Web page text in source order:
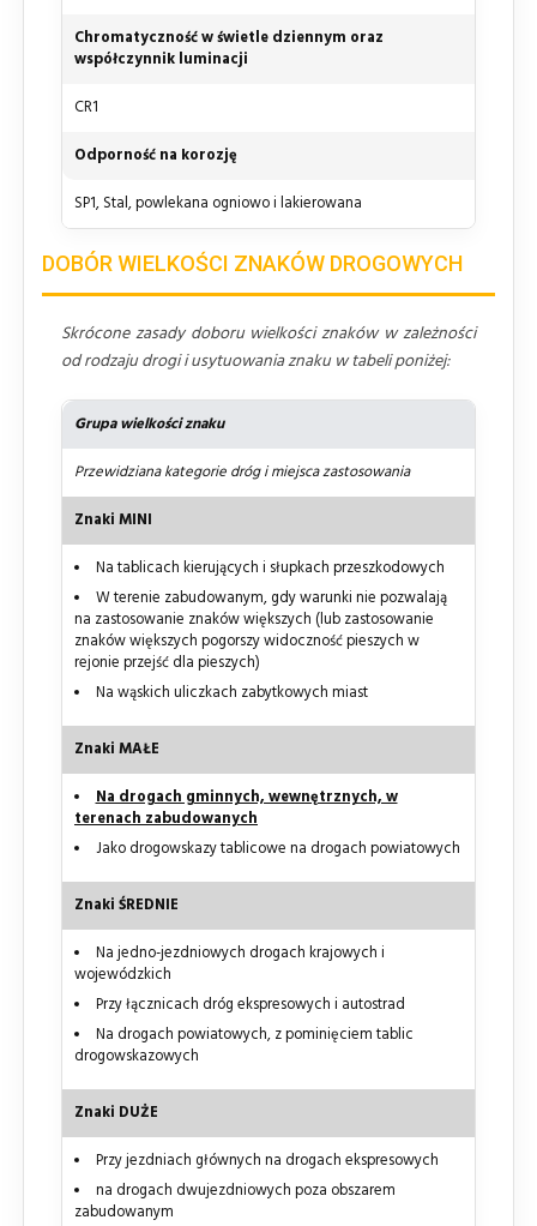
Chromatyczność w świetle dziennym oraz
współczynnik luminacji
CR1
Odporność na korozję
SP1, Stal, powlekana ogniowo i lakierowana
DOBÓR WIELKOŚCI ZNAKÓW DROGOWYCH
Skrócone zasady doboru wielkości znaków w zależności
od rodzaju drogi i usytuowania znaku w tabeli poniżej:
Grupa wielkości znaku
Przewidziana kategorie dróg i miejsca zastosowania
Znaki MINI
Na tablicach kierujących i słupkach przeszkodowych
W terenie zabudowanym, gdy warunki nie pozwalają
na zastosowanie znaków większych (lub zastosowanie
znaków większych pogorszy widoczność pieszych w
rejonie przejść dla pieszych)
Na wąskich uliczkach zabytkowych miast
Znaki MAŁE
Na drogach gminnych, wewnętrznych, w
terenach zabudowanych
Jako drogowskazy tablicowe na drogach powiatowych
Znaki ŚREDNIE
Na jedno-jezdniowych drogach krajowych i
wojewódzkich
Przy łącznicach dróg ekspresowych i autostrad
Na drogach powiatowych, z pominięciem tablic
drogowskazowych
Znaki DUŻE
Przy jezdniach głównych na drogach ekspresowych
na drogach dwujezdniowych poza obszarem
zabudowanym